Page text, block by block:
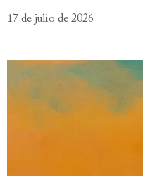
17 de julio de 2026